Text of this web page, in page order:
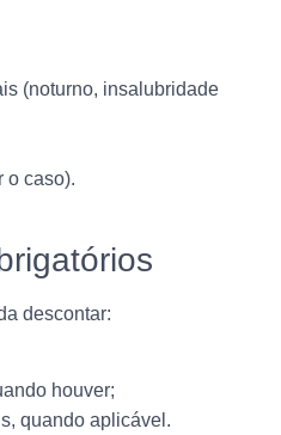
(noturno, insalubridade
o caso).
descontar:
houver;
quando aplicável.